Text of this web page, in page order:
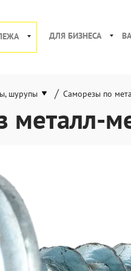
ДЛЯ БИЗНЕСА
шурупы / Саморезы по
металл-